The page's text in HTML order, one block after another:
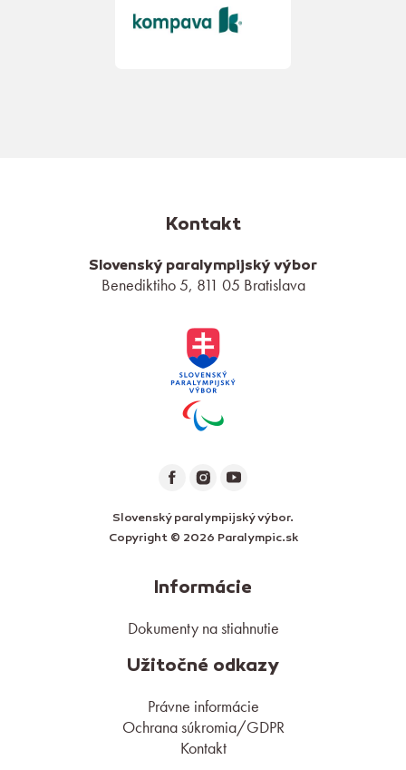
Kontakt
Slovenský paralympijský výbor
Benediktiho 5, 811 05 Bratislava
Slovenský paralympijský výbor.
Copyright © 2026 Paralympic.sk
Informácie
Dokumenty na stiahnutie
Užitočné odkazy
Právne informácie
Ochrana súkromia/GDPR
Kontakt